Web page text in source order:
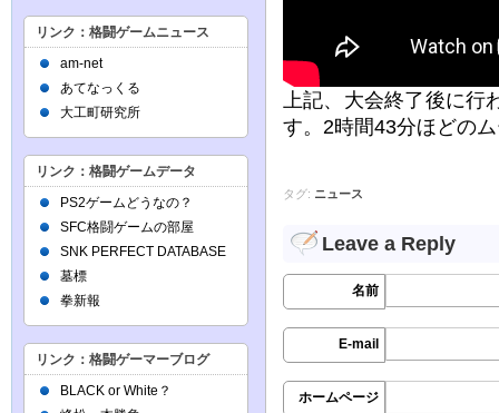
上記、大会終了後に
す。2時間43分ほどの
タグ: ニュース
Leave a Reply
名前
E-mail
ホームページ
リンク：格闘ゲームニュース
am-net
あてなっくる
大工町研究所
リンク：格闘ゲームデータ
PS2ゲームどうなの？
SFC格闘ゲームの部屋
SNK PERFECT DATABASE
墓標
拳新報
リンク：格闘ゲーマーブログ
BLACK or White？